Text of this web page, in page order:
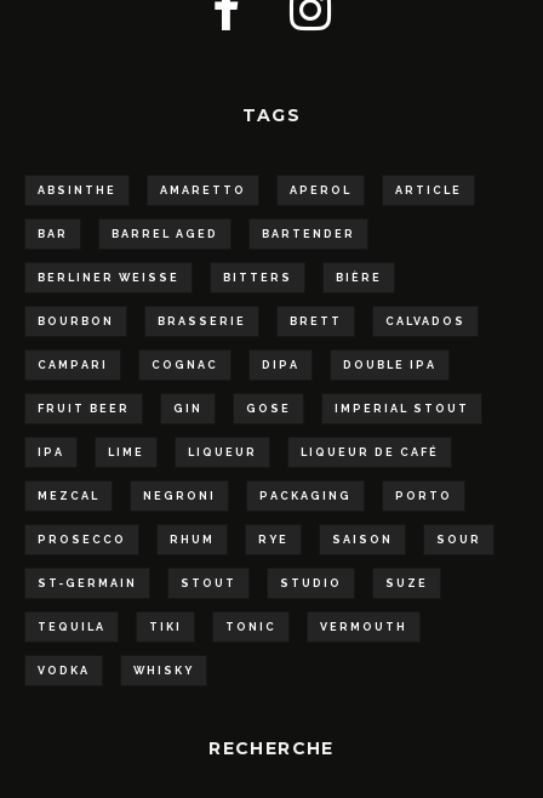
TAGS
ABSINTHE AMARETTO APEROL ARTICLE
BAR BARREL AGED BARTENDER
BERLINER WEISSE BITTERS BIÈRE
BOURBON BRASSERIE BRETT CALVADOS
CAMPARI COGNAC DIPA DOUBLE IPA
FRUIT BEER GIN GOSE IMPERIAL STOUT
IPA LIME LIQUEUR LIQUEUR DE CAFÉ
MEZCAL NEGRONI PACKAGING PORTO
PROSECCO RHUM RYE SAISON SOUR
ST-GERMAIN STOUT STUDIO SUZE
TEQUILA TIKI TONIC VERMOUTH
VODKA WHISKY
RECHERCHE